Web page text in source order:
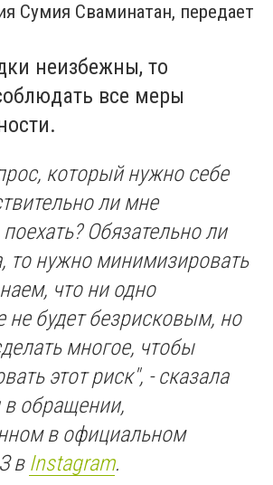
Сумия Сваминатан, передает
неизбежны, то
все меры
который нужно себе
ли мне
Обязательно ли
то нужно минимизировать
что ни одно
не будет безрисковым, но
многое, чтобы
этот риск", - сказала
обращении,
в официальном
в Instagram.